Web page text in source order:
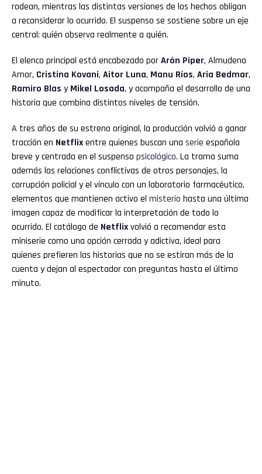
rodean, mientras las distintas versiones de los hechos obligan
a reconsiderar lo ocurrido. El suspenso se sostiene sobre un eje
central: quién observa realmente a quién.
El elenco principal está encabezado porArón Piper, Almudena
Amor, Cristina Kovani, Aitor Luna, Manu Ríos, Aria Bedmar,
Ramiro Blas y Mikel Losada, y acompaña el desarrollo de una
historia que combina distintos niveles de tensión.
A tres años de su estreno original, la producción volvió a ganar
tracción en Netflixentre quienes buscan una serie española
breve y centrada en el suspenso psicológico. La trama suma
además las relaciones conflictivas de otros personajes, la
corrupción policial y el vínculo con un laboratorio farmacéutico,
elementos que mantienen activo el misterio hasta una última
imagen capaz de modificar la interpretación de todo lo
ocurrido. El catálogo de Netflixvolvió a recomendar esta
miniserie como una opción cerrada y adictiva, ideal para
quienes prefieren las historias que no se estiran más de la
cuenta y dejan al espectador con preguntas hasta el último
minuto.